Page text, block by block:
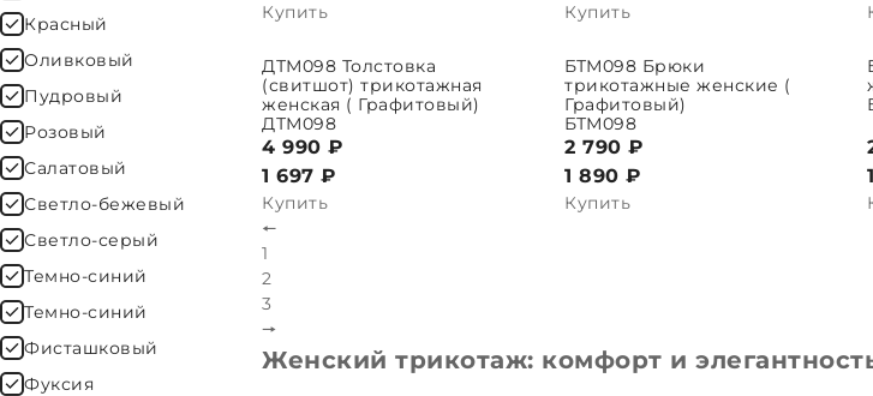
Красный
Оливковый
Пудровый
Розовый
Салатовый
Светло-бежевый
Светло-серый
Темно-синий
Темно-синий
Фисташковый
Фуксия
Купить Купить
ВЫБРАТЬ ПАРАМЕТРЫ
ДТМ098 Толстовка
(свитшот) трикотажная
женская ( Графитовый)
ДТМ098
4 990 ₽
1 697 ₽
Купить
ВЫБРАТЬ ПАРАМЕТРЫ
БТМ098 Брюки
трикотажные женские (
Графитовый)
БТМ098
2 790 ₽
1 890 ₽
Купить
ВЫБРАТЬ
🠔
1
2
3
🠖
Женский трикотаж: комфорт и